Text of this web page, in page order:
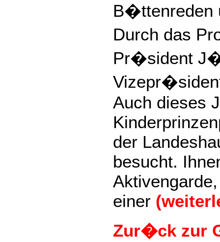
B�ttenreden
Durch das
Pr�sident
Auch dieses
der
besucht.
einer
Zur�ck zur